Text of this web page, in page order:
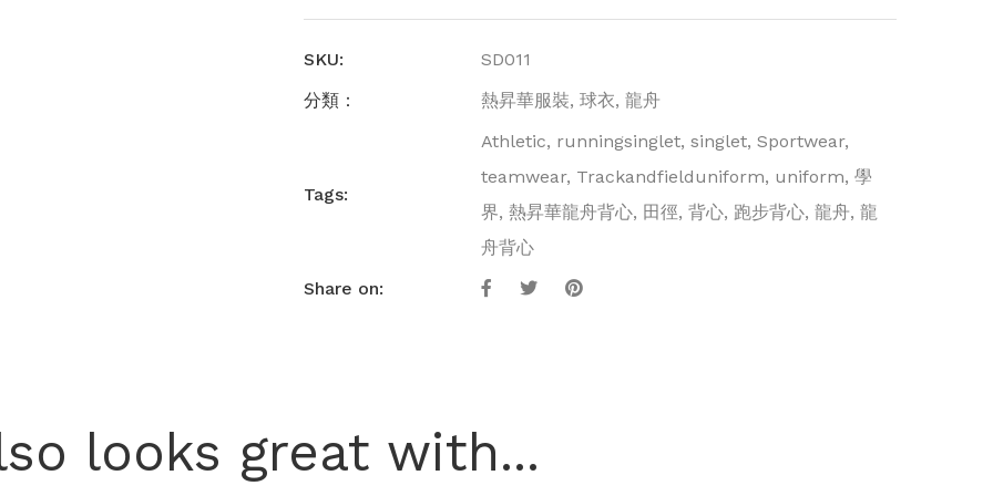
SKU:
SD011
分類：
熱昇華服裝, 球衣, 龍舟
Tags:
Athletic, runningsinglet, singlet, Sportwear,
teamwear, Trackandfielduniform, uniform, 學
界, 熱昇華龍舟背心, 田徑, 背心, 跑步背心, 龍舟, 龍
舟背心
Share on:
looks great with...